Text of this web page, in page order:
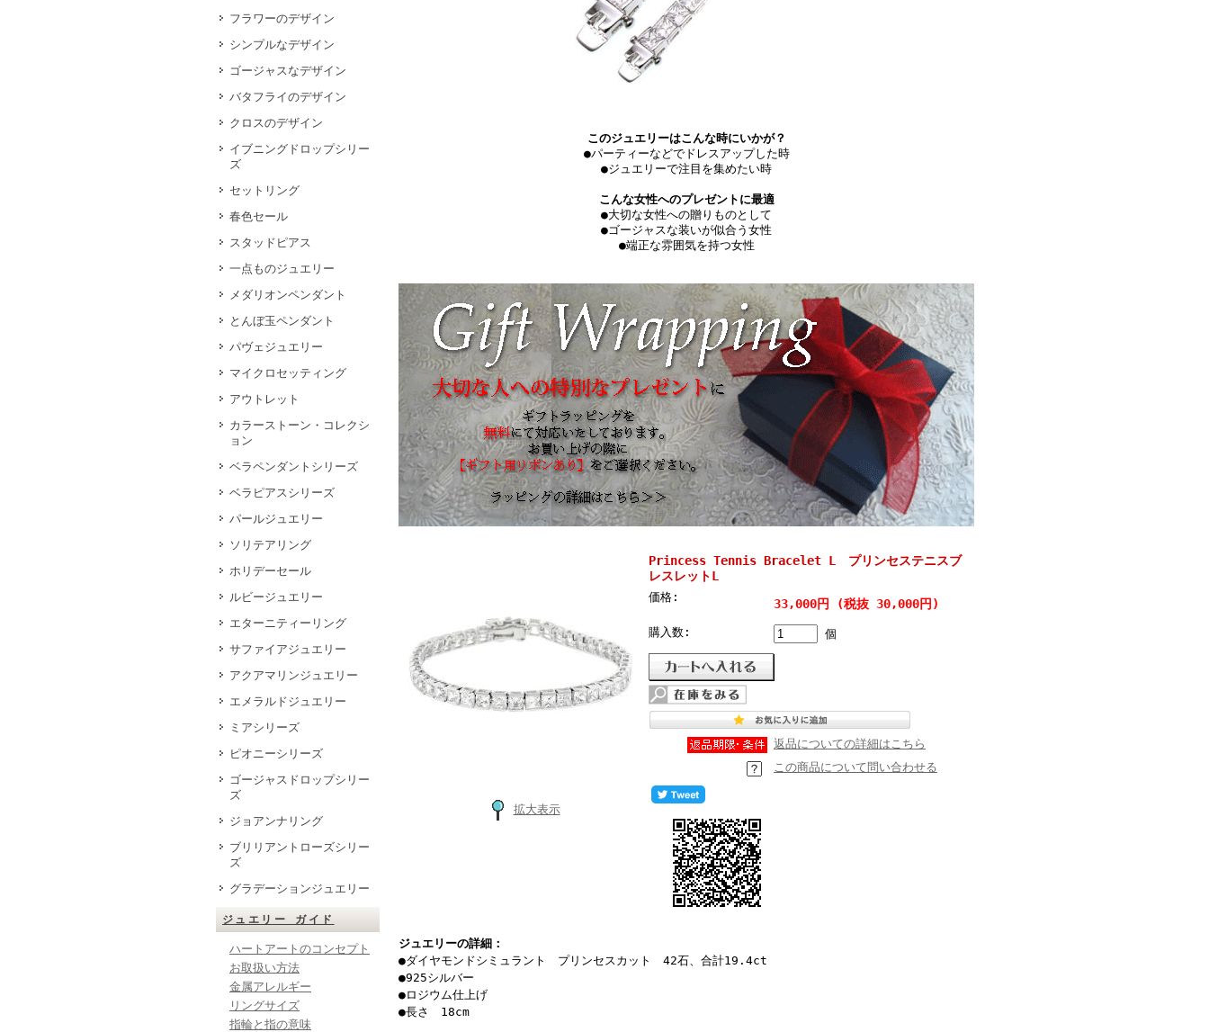
フラワーのデザイン
シンプルなデザイン
ゴージャスなデザイン
バタフライのデザイン
クロスのデザイン
イブニングドロップシリー
ズ
セットリング
春色セール
スタッドピアス
一点ものジュエリー
メダリオンペンダント
とんぼ玉ペンダント
パヴェジュエリー
マイクロセッティング
アウトレット
カラーストーン・コレクシ
ョン
ベラペンダントシリーズ
ベラピアスシリーズ
パールジュエリー
ソリテアリング
ホリデーセール
ルビージュエリー
エターニティーリング
サファイアジュエリー
アクアマリンジュエリー
エメラルドジュエリー
ミアシリーズ
ピオニーシリーズ
ゴージャスドロップシリー
ズ
ジョアンナリング
ブリリアントローズシリー
ズ
グラデーションジュエリー
ジュエリー ガイド
ハートアートのコンセプト
お取扱い方法
金属アレルギー
リングサイズ
指輪と指の意味
このジュエリーはこんな時にいかが？
●パーティーなどでドレスアップした時
●ジュエリーで注目を集めたい時
こんな女性へのプレゼントに最適
●大切な女性への贈りものとして
●ゴージャスな装いが似合う女性
●端正な雰囲気を持つ女性
拡大表示
Princess Tennis Bracelet L プリンセステニスブ
レスレットL
価格: 33,000円 (税抜 30,000円)
購入数: 個
返品についての詳細はこちら
この商品について問い合わせる
ジュエリーの詳細：
●ダイヤモンドシミュラント プリンセスカット 42石、合計19.4ct
●925シルバー
●ロジウム仕上げ
●長さ 18cm